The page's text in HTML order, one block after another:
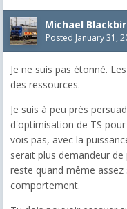
Michael
Posted January 31,
Je ne suis pas étonné.
des ressources.
Je suis à peu près
d'optimisation de TS
vois pas, avec la
serait plus demandeur de
reste quand même
comportement.